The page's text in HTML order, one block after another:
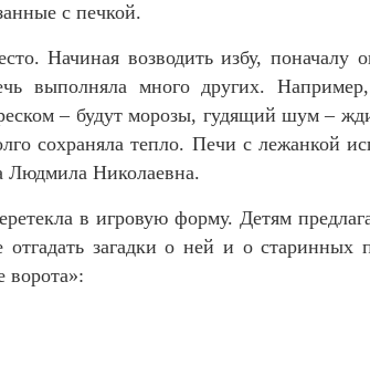
с печкой.
Начиная возводить избу, поначалу
выполняла много других.
– будут морозы, гудящий шум –
сохраняла тепло. Печи с лежанкой
Людмила Николаевна.
в игровую форму. Детям
загадки о ней и о старинных
ворота»: